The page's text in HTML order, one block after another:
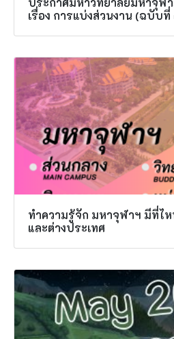
เรื่อง การแบ่งส่วนงาน (ฉบับ
ทำความรู้จัก มหาจุฬาฯ มีที่ไ
และต่างประเทศ